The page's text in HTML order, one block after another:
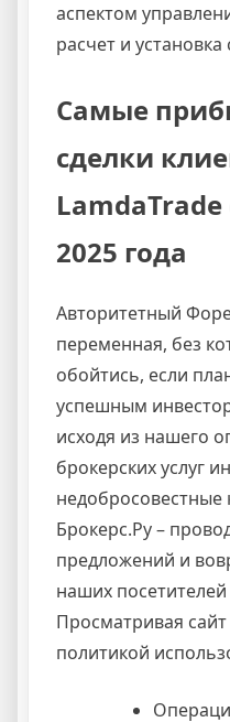
аспектом
расчет и установка
Самые
сделки
2025 года
Авторитетный
переменная, без
обойтись, если
успешным
исходя из нашего
брокерских услуг
недобросовестные
Брокерс.Ру –
предложений и
наших посетителей
Просматривая
политикой